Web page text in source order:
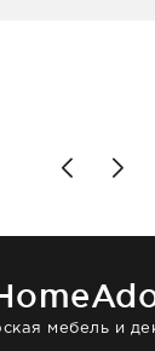
всяких
мебель и